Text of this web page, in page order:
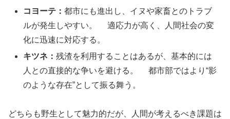
コヨーテ：都市にも進出し、イヌや家畜とのトラブ
ルが発生しやすい。 適応力が高く、人間社会の変
化に迅速に対応する。
キツネ：残渣を利用することはあるが、基本的には
人との直接的な争いを避ける。 都市部ではより“影
のような存在”として振る舞う。
どちらも野生として魅力的だが、人間が考えるべき課題は